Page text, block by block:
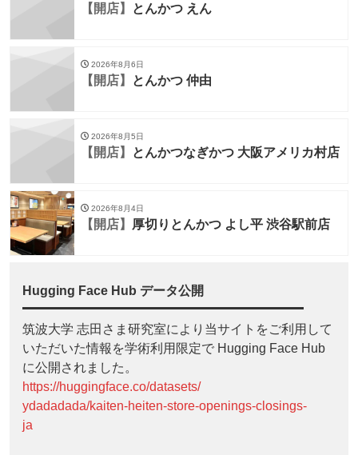
【開店】 とんかつ えん
2026年8月6日
【開店】 とんかつ 仲由
2026年8月5日
【開店】 とんかつなぎかつ 大阪アメリカ村店
2026年8月4日
【開店】 厚切りとんかつ よし平 渋谷駅前店
Hugging Face Hub データ公開
筑波大学 志田さま研究室により当サイトをご利用して
いただいた情報を学術利用限定で Hugging Face Hub
に公開されました。
https://huggingface.co/datasets/
ydadadada/kaiten-heiten-store-openings-closings-
ja